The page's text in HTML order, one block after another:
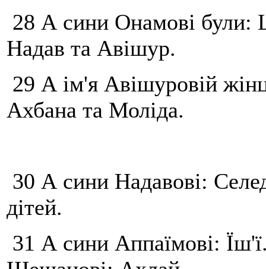
28 А сини Онамові
Надав та Авішур.
29 А ім'я Авішуровій
Ахбана та Моліда.
30 А сини Надавові:
дітей.
31 А сини Аппаїмові: